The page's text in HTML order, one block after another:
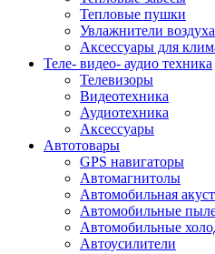
Тепловые пушки
Увлажнители воздуха
Аксессуары для
Теле- видео- аудио техника
Телевизоры
Видеотехника
Аудиотехника
Аксессуары
Автотовары
GPS навигаторы
Автомагнитолы
Автомобильная
Автомобильные
Автомобильные
Автоусилители